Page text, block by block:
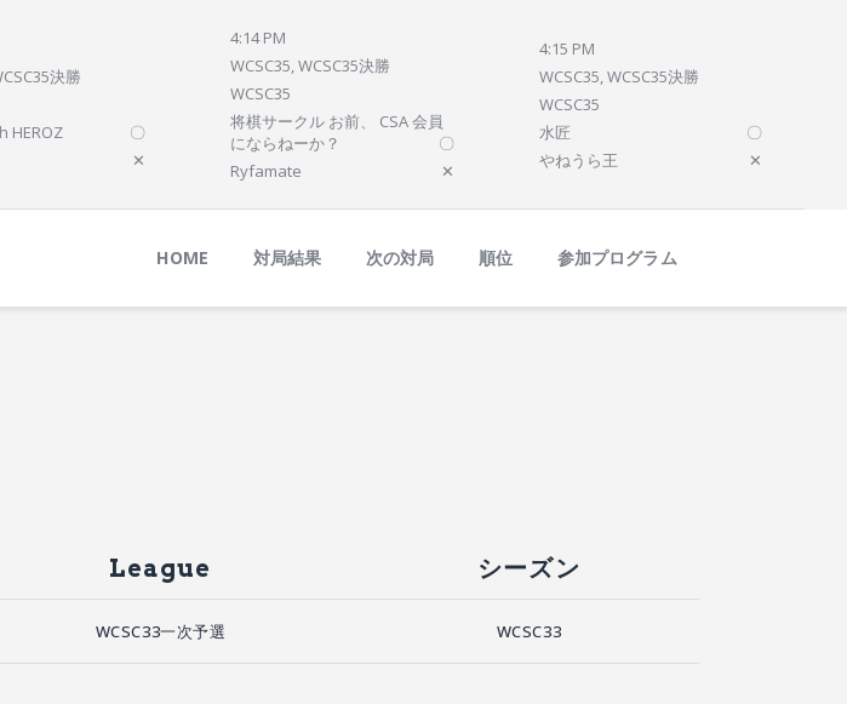
決勝
HEROZ
〇
✕
4:14 PM
WCSC35, WCSC35決勝
WCSC35
将棋サークル お前、 CSA 会員
にならねーか？
〇
Ryfamate
✕
4:15 PM
WCSC35, WCSC35決勝
WCSC35
水匠
〇
やねうら王
✕
HOME 対局結果 次の対局 順位 参加プログラム
League シーズン
WCSC33一次予選 WCSC33